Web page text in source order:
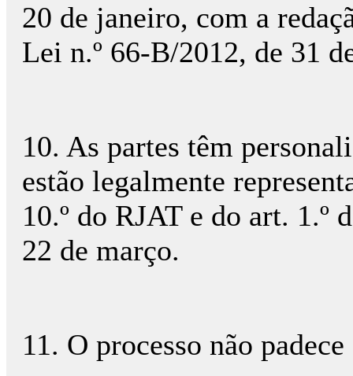
20 de janeiro, com a
Lei n.º 66-B/2012, de 31
10. As partes têm
estão legalmente
10.º do RJAT e do art. 1.º
22 de março.
11. O processo não